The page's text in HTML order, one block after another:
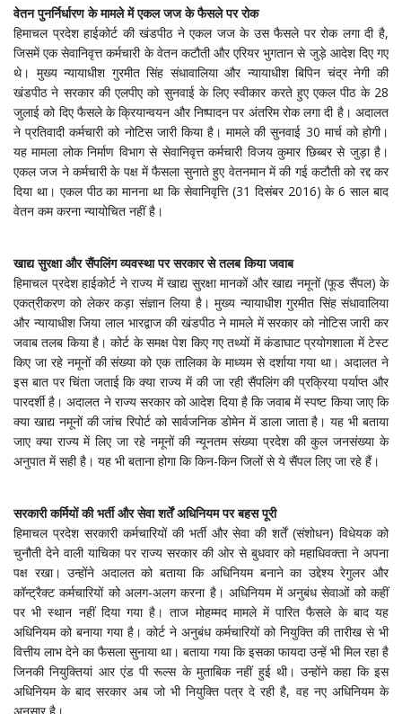
वेतन पुनर्निर्धारण के मामले में एकल जज के फैसले पर रोक
हिमाचल प्रदेश हाईकोर्ट की खंडपीठ ने एकल जज के उस फैसले पर रोक लगा दी है,
जिसमें एक सेवानिवृत्त कर्मचारी के वेतन कटौती और एरियर भुगतान से जुड़े आदेश दिए गए
थे। मुख्य न्यायाधीश गुरमीत सिंह संधावालिया और न्यायाधीश बिपिन चंद्र नेगी की
खंडपीठ ने सरकार की एलपीए को सुनवाई के लिए स्वीकार करते हुए एकल पीठ के 28
जुलाई को दिए फैसले के क्रियान्वयन और निष्पादन पर अंतरिम रोक लगा दी है। अदालत
ने प्रतिवादी कर्मचारी को नोटिस जारी किया है। मामले की सुनवाई 30 मार्च को होगी।
यह मामला लोक निर्माण विभाग से सेवानिवृत्त कर्मचारी विजय कुमार छिब्बर से जुड़ा है।
एकल जज ने कर्मचारी के पक्ष में फैसला सुनाते हुए वेतनमान में की गई कटौती को रद्द कर
दिया था। एकल पीठ का मानना था कि सेवानिवृत्ति (31 दिसंबर 2016) के 6 साल बाद
वेतन कम करना न्यायोचित नहीं है।
खाद्य सुरक्षा और सैंपलिंग व्यवस्था पर सरकार से तलब किया जवाब
हिमाचल प्रदेश हाईकोर्ट ने राज्य में खाद्य सुरक्षा मानकों और खाद्य नमूनों (फूड सैंपल) के
एकत्रीकरण को लेकर कड़ा संज्ञान लिया है। मुख्य न्यायाधीश गुरमीत सिंह संधावालिया
और न्यायाधीश जिया लाल भारद्वाज की खंडपीठ ने मामले में सरकार को नोटिस जारी कर
जवाब तलब किया है। कोर्ट के समक्ष पेश किए गए तथ्यों में कंडाघाट प्रयोगशाला में टेस्ट
किए जा रहे नमूनों की संख्या को एक तालिका के माध्यम से दर्शाया गया था। अदालत ने
इस बात पर चिंता जताई कि क्या राज्य में की जा रही सैंपलिंग की प्रक्रिया पर्याप्त और
पारदर्शी है। अदालत ने राज्य सरकार को आदेश दिया है कि जवाब में स्पष्ट किया जाए कि
क्या खाद्य नमूनों की जांच रिपोर्ट को सार्वजनिक डोमेन में डाला जाता है। यह भी बताया
जाए क्या राज्य में लिए जा रहे नमूनों की न्यूनतम संख्या प्रदेश की कुल जनसंख्या के
अनुपात में सही है। यह भी बताना होगा कि किन-किन जिलों से ये सैंपल लिए जा रहे हैं।
सरकारी कर्मियों की भर्ती और सेवा शर्तें अधिनियम पर बहस पूरी
हिमाचल प्रदेश सरकारी कर्मचारियों की भर्ती और सेवा की शर्तें (संशोधन) विधेयक को
चुनौती देने वाली याचिका पर राज्य सरकार की ओर से बुधवार को महाधिवक्ता ने अपना
पक्ष रखा। उन्होंने अदालत को बताया कि अधिनियम बनाने का उद्देश्य रेगुलर और
कॉन्ट्रैक्ट कर्मचारियों को अलग-अलग करना है। अधिनियम में अनुबंध सेवाओं को कहीं
पर भी स्थान नहीं दिया गया है। ताज मोहम्मद मामले में पारित फैसले के बाद यह
अधिनियम को बनाया गया है। कोर्ट ने अनुबंध कर्मचारियों को नियुक्ति की तारीख से भी
वित्तीय लाभ देने का फैसला सुनाया था। बताया गया कि इसका फायदा उन्हें भी मिल रहा है
जिनकी नियुक्तियां आर एंड पी रूल्स के मुताबिक नहीं हुई थी। उन्होंने कहा कि इस
अधिनियम के बाद सरकार अब जो भी नियुक्ति पत्र दे रही है, वह नए अधिनियम के